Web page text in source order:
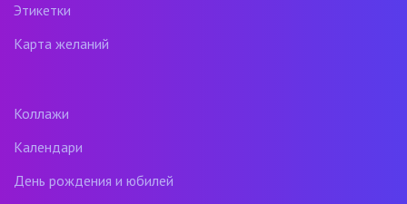
Этикетки
Карта желаний
Коллажи
Календари
День рождения и юбилей